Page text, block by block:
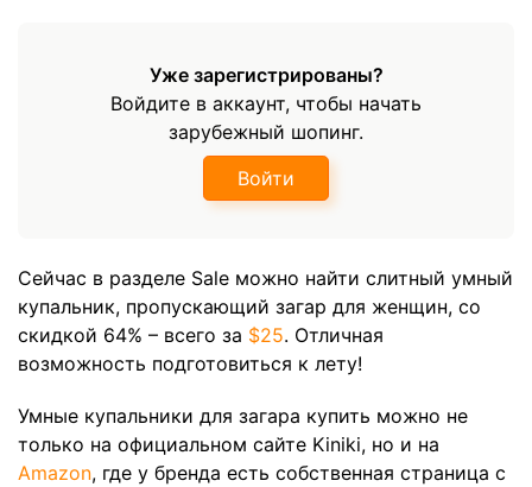
Уже зарегистрированы?
Войдите в аккаунт, чтобы начать
зарубежный шопинг.
Войти
Сейчас в разделе Sale можно найти слитный умный
купальник, пропускающий загар для женщин, со
скидкой 64% – всего за $25. Отличная
возможность подготовиться к лету!
Умные купальники для загара купить можно не
только на официальном сайте Kiniki, но и на
Amazon, где у бренда есть собственная страница с